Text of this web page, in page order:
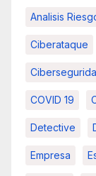
Analisis
Ciberataque
COVID 19
Detective
Empresa